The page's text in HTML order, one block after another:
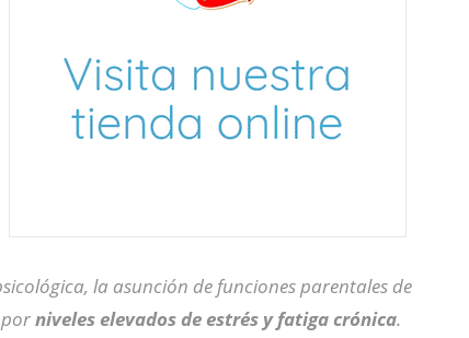
la asunción de funciones parentales de
niveles elevados de estrés y fatiga crónica.